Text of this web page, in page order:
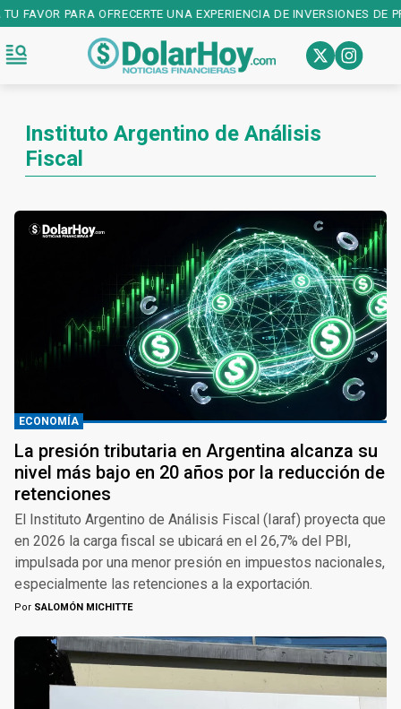
PARA OFRECERTE UNA EXPERIENCIA DE INVERSIONES DE
Instituto Argentino de Análisis
Fiscal
ECONOMÍA
La presión tributaria en Argentina alcanza su
nivel más bajo en 20 años por la reducción de
retenciones
El Instituto Argentino de Análisis Fiscal (Iaraf) proyecta que
en 2026 la carga fiscal se ubicará en el 26,7% del PBI,
impulsada por una menor presión en impuestos nacionales,
especialmente las retenciones a la exportación.
Por SALOMÓN MICHITTE